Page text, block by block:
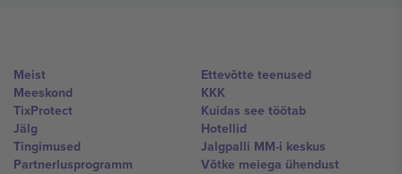
Meist
Meeskond
TixProtect
Jälg
Tingimused
Partnerlusprogramm
Ettevõtte teenused
KKK
Kuidas see töötab
Hotellid
Jalgpalli MM-i keskus
Võtke meiega ühendust